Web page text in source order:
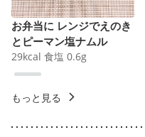
お弁当に レンジでえのき
とピーマン塩ナムル
29kcal 食塩 0.6g
もっと見る